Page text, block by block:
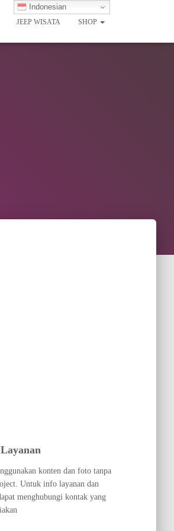
JEEP WISATA SHOP
konten dan foto tanpa
Untuk info layanan dan
menghubungi kontak yang
Indonesian